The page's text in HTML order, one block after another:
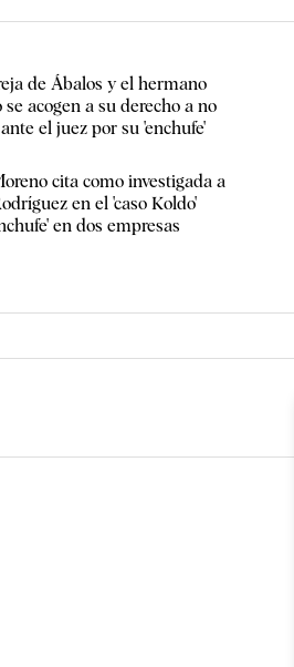
de Ábalos y el hermano
acogen a su derecho a no
el juez por su 'enchufe'
cita como investigada a
en el 'caso Koldo'
en dos empresas